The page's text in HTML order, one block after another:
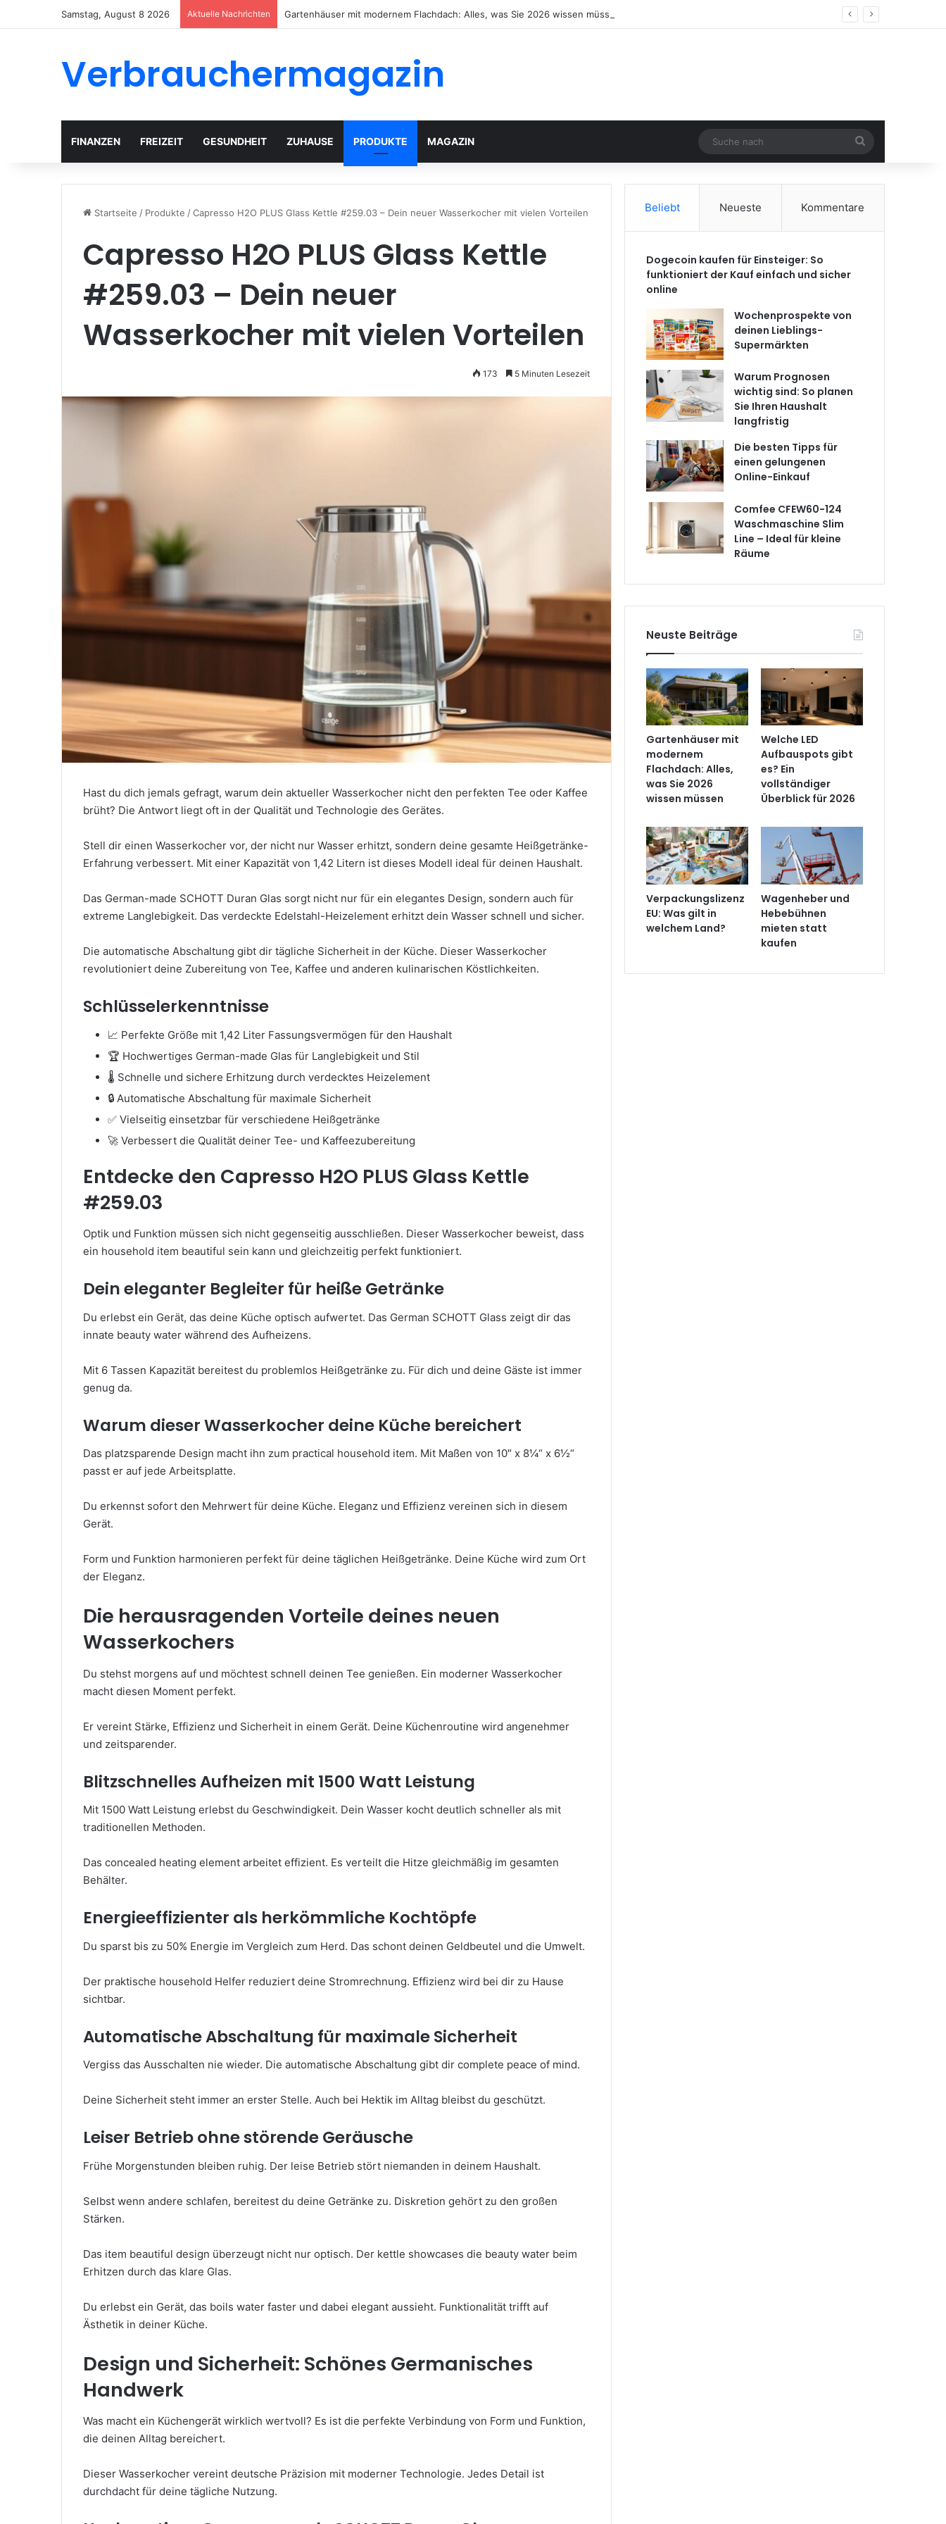
Samstag, August 8 2026 Aktuelle Nachrichten Gartenhäuser mit modernem Flachdach: Alles, was Sie 2026 wissen müssen
Verbrauchermagazin
FINANZEN FREIZEIT GESUNDHEIT ZUHAUSE PRODUKTE MAGAZIN
nach
Startseite / Produkte /Capresso H2O PLUS Glass Kettle #259.03 – Dein neuer Wasserkocher mit vielen Vorteilen
Capresso H2O PLUS Glass Kettle
#259.03 – Dein neuer
Wasserkocher mit vielen Vorteilen
173 5 Minuten Lesezeit
Hast du dich jemals gefragt, warum dein aktueller Wasserkocher nicht den perfekten Tee oder Kaffee
brüht? Die Antwort liegt oft in der Qualität und Technologie des Gerätes.
Stell dir einen Wasserkocher vor, der nicht nur Wasser erhitzt, sondern deine gesamte Heißgetränke-
Erfahrung verbessert. Mit einer Kapazität von 1,42 Litern ist dieses Modell ideal für deinen Haushalt.
Das German-made SCHOTT Duran Glas sorgt nicht nur für ein elegantes Design, sondern auch für
extreme Langlebigkeit. Das verdeckte Edelstahl-Heizelement erhitzt dein Wasser schnell und sicher.
Die automatische Abschaltung gibt dir tägliche Sicherheit in der Küche. Dieser Wasserkocher
revolutioniert deine Zubereitung von Tee, Kaffee und anderen kulinarischen Köstlichkeiten.
Schlüsselerkenntnisse
📈 Perfekte Größe mit 1,42 Liter Fassungsvermögen für den Haushalt
🏆 Hochwertiges German-made Glas für Langlebigkeit und Stil
🌡️ Schnelle und sichere Erhitzung durch verdecktes Heizelement
🔒 Automatische Abschaltung für maximale Sicherheit
✅ Vielseitig einsetzbar für verschiedene Heißgetränke
🚀 Verbessert die Qualität deiner Tee- und Kaffeezubereitung
Entdecke den Capresso H2O PLUS Glass Kettle
#259.03
Optik und Funktion müssen sich nicht gegenseitig ausschließen. Dieser Wasserkocher beweist, dass
ein household item beautiful sein kann und gleichzeitig perfekt funktioniert.
Dein eleganter Begleiter für heiße Getränke
Du erlebst ein Gerät, das deine Küche optisch aufwertet. Das German SCHOTT Glass zeigt dir das
innate beauty water während des Aufheizens.
Mit 6 Tassen Kapazität bereitest du problemlos Heißgetränke zu. Für dich und deine Gäste ist immer
genug da.
Warum dieser Wasserkocher deine Küche bereichert
Das platzsparende Design macht ihn zum practical household item. Mit Maßen von 10″ x 8¼“ x 6½“
passt er auf jede Arbeitsplatte.
Du erkennst sofort den Mehrwert für deine Küche. Eleganz und Effizienz vereinen sich in diesem
Gerät.
Form und Funktion harmonieren perfekt für deine täglichen Heißgetränke. Deine Küche wird zum Ort
der Eleganz.
Die herausragenden Vorteile deines neuen
Wasserkochers
Du stehst morgens auf und möchtest schnell deinen Tee genießen. Ein moderner Wasserkocher
macht diesen Moment perfekt.
Er vereint Stärke, Effizienz und Sicherheit in einem Gerät. Deine Küchenroutine wird angenehmer
und zeitsparender.
Blitzschnelles Aufheizen mit 1500 Watt Leistung
Mit 1500 Watt Leistung erlebst du Geschwindigkeit. Dein Wasser kocht deutlich schneller als mit
traditionellen Methoden.
Das concealed heating element arbeitet effizient. Es verteilt die Hitze gleichmäßig im gesamten
Behälter.
Energieeffizienter als herkömmliche Kochtöpfe
Du sparst bis zu 50% Energie im Vergleich zum Herd. Das schont deinen Geldbeutel und die Umwelt.
Der praktische household Helfer reduziert deine Stromrechnung. Effizienz wird bei dir zu Hause
sichtbar.
Automatische Abschaltung für maximale Sicherheit
Vergiss das Ausschalten nie wieder. Die automatische Abschaltung gibt dir complete peace of mind.
Deine Sicherheit steht immer an erster Stelle. Auch bei Hektik im Alltag bleibst du geschützt.
Leiser Betrieb ohne störende Geräusche
Frühe Morgenstunden bleiben ruhig. Der leise Betrieb stört niemanden in deinem Haushalt.
Selbst wenn andere schlafen, bereitest du deine Getränke zu. Diskretion gehört zu den großen
Stärken.
Das item beautiful design überzeugt nicht nur optisch. Der kettle showcases die beauty water beim
Erhitzen durch das klare Glas.
Du erlebst ein Gerät, das boils water faster und dabei elegant aussieht. Funktionalität trifft auf
Ästhetik in deiner Küche.
Design und Sicherheit: Schönes Germanisches
Handwerk
Was macht ein Küchengerät wirklich wertvoll? Es ist die perfekte Verbindung von Form und Funktion,
die deinen Alltag bereichert.
Dieser Wasserkocher vereint deutsche Präzision mit moderner Technologie. Jedes Detail ist
durchdacht für deine tägliche Nutzung.
Beliebt Neueste Kommentare
Dogecoin kaufen für Einsteiger: So
funktioniert der Kauf einfach und sicher
online
Wochenprospekte von
deinen Lieblings-
Supermärkten
Warum Prognosen
wichtig sind: So planen
Sie Ihren Haushalt
langfristig
Die besten Tipps für
einen gelungenen
Online-Einkauf
Comfee CFEW60-124
Waschmaschine Slim
Line – Ideal für kleine
Räume
Neuste Beiträge
Gartenhäuser mit
modernem
Flachdach: Alles,
was Sie 2026
wissen müssen
Welche LED
Aufbauspots gibt
es? Ein
vollständiger
Überblick für 2026
Verpackungslizenz
EU: Was gilt in
welchem Land?
Wagenheber und
Hebebühnen
mieten statt
kaufen